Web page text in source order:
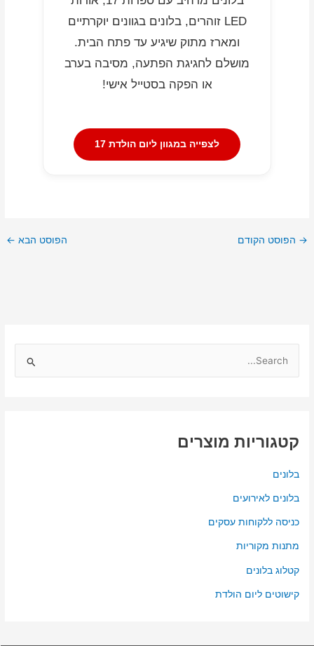
LED זוהרים, בלונים בגוונים יוקרתיים
ומארז מתוק שיגיע עד פתח הבית.
מושלם לחגיגת הפתעה, מסיבה בערב
או הפקה בסטייל אישי!
לצפייה במגוון ליום הולדת 17
→ הפוסט הקודם הפוסט הבא ←
h
r
:
קטגוריות מוצרים
בלונים
בלונים לאירועים
כניסה ללקוחות עסקים
מתנות מקוריות
קטלוג בלונים
קישוטים ליום הולדת